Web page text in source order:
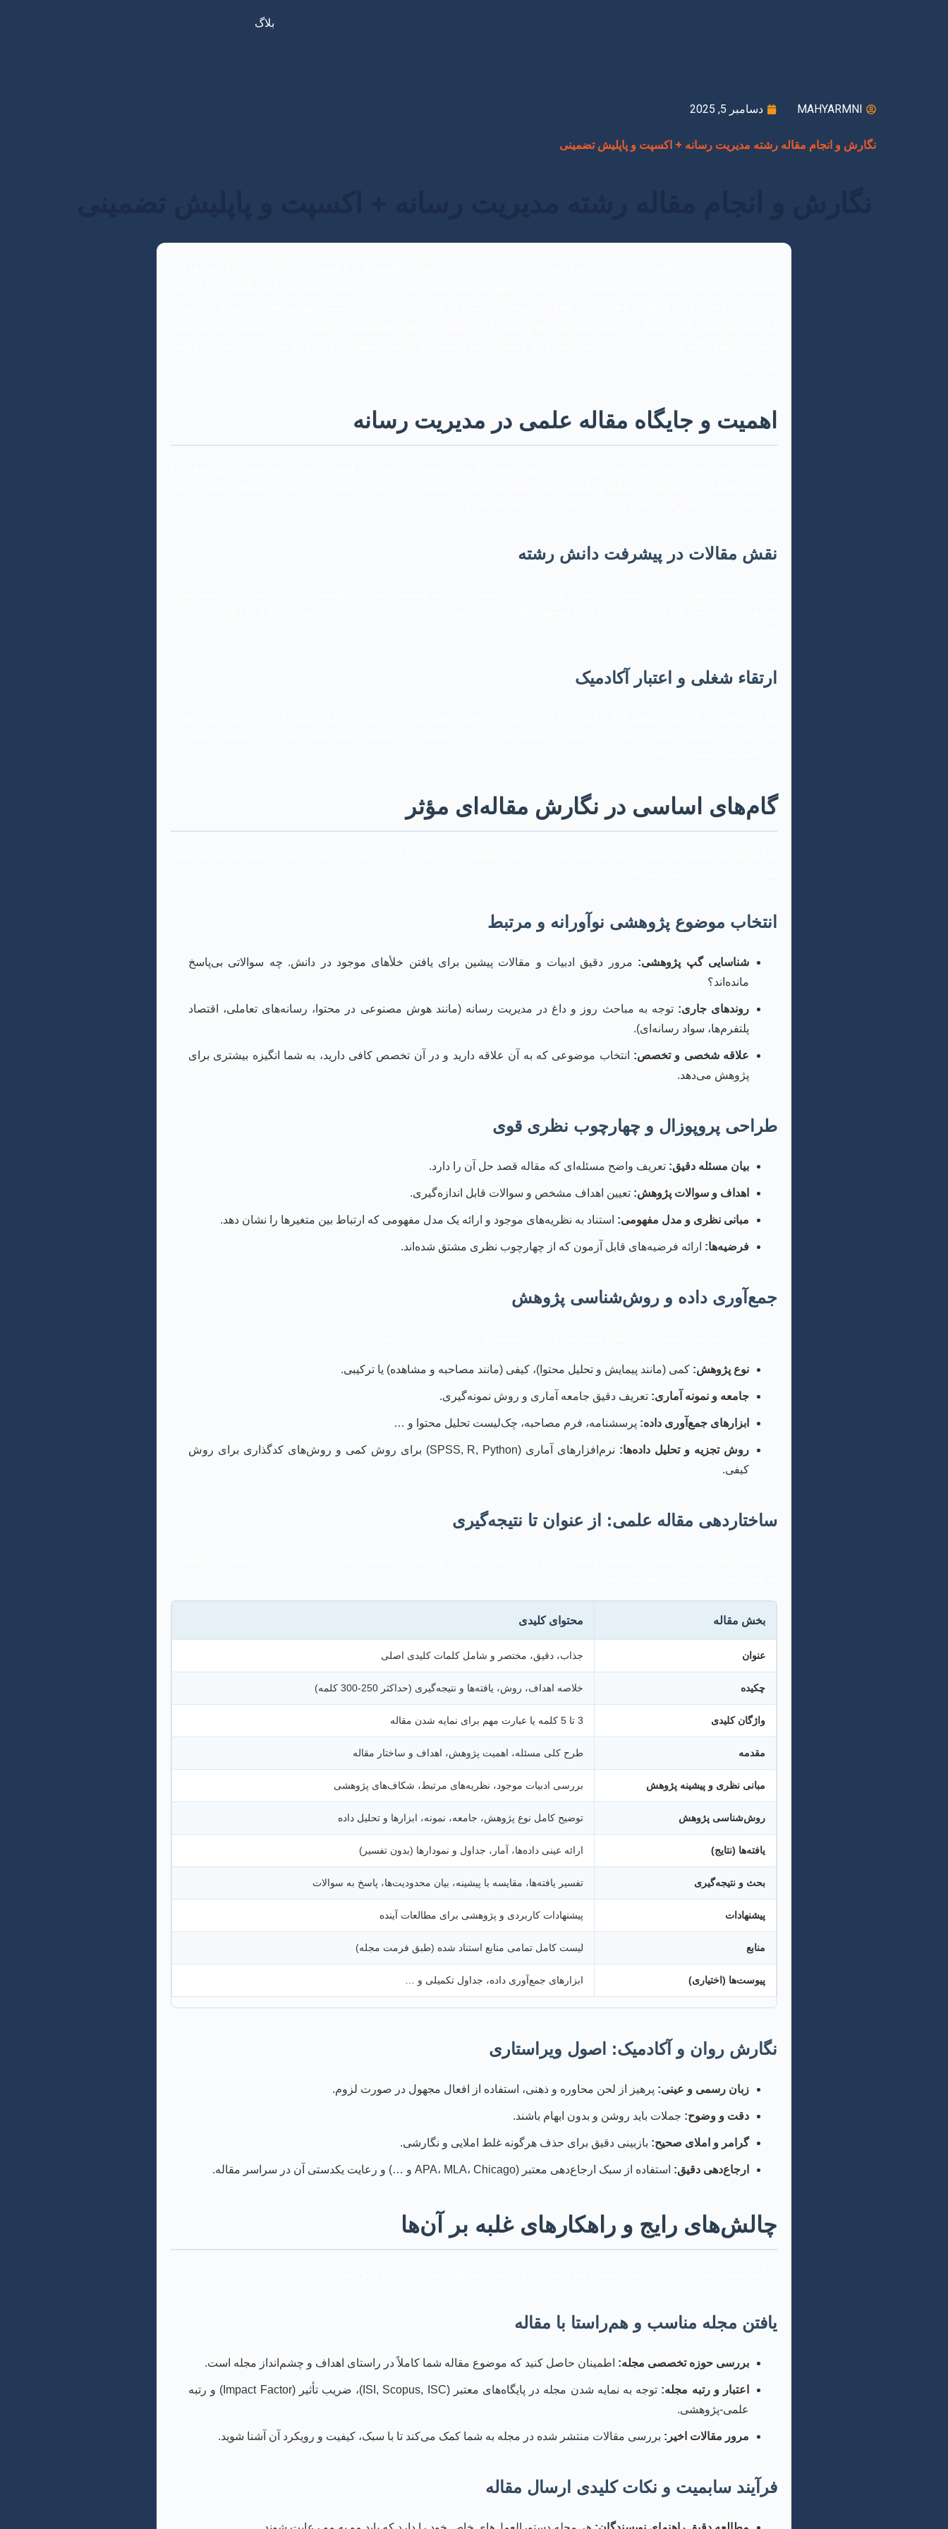
بلاگ
MAHYARMNI دسامبر 5, 2025
نگارش و انجام مقاله رشته مدیریت رسانه + اکسپت و پاپلیش تضمینی
اهمیت و جایگاه مقاله علمی در مدیریت رسانه
نقش مقالات در پیشرفت دانش رشته
ارتقاء شغلی و اعتبار آکادمیک
گام‌های اساسی در نگارش مقاله‌ای مؤثر
انتخاب موضوع پژوهشی نوآورانه و مرتبط
شناسایی گپ پژوهشی: مرور دقیق ادبیات و مقالات پیشین برای یافتن خلأهای موجود در دانش. چه سوالاتی بی‌پاسخ
مانده‌اند؟
روندهای جاری: توجه به مباحث روز و داغ در مدیریت رسانه (مانند هوش مصنوعی در محتوا، رسانه‌های تعاملی، اقتصاد
پلتفرم‌ها، سواد رسانه‌ای).
علاقه شخصی و تخصص: انتخاب موضوعی که به آن علاقه دارید و در آن تخصص کافی دارید، به شما انگیزه بیشتری برای
پژوهش می‌دهد.
طراحی پروپوزال و چهارچوب نظری قوی
بیان مسئله دقیق: تعریف واضح مسئله‌ای که مقاله قصد حل آن را دارد.
اهداف و سوالات پژوهش: تعیین اهداف مشخص و سوالات قابل اندازه‌گیری.
مبانی نظری و مدل مفهومی: استناد به نظریه‌های موجود و ارائه یک مدل مفهومی که ارتباط بین متغیرها را نشان دهد.
فرضیه‌ها: ارائه فرضیه‌های قابل آزمون که از چهارچوب نظری مشتق شده‌اند.
جمع‌آوری داده و روش‌شناسی پژوهش
نوع پژوهش: کمی (مانند پیمایش و تحلیل محتوا)، کیفی (مانند مصاحبه و مشاهده) یا ترکیبی.
جامعه و نمونه آماری: تعریف دقیق جامعه آماری و روش نمونه‌گیری.
ابزارهای جمع‌آوری داده: پرسشنامه، فرم مصاحبه، چک‌لیست تحلیل محتوا و …
روش تجزیه و تحلیل داده‌ها:
نرم‌افزارهای آماری (SPSS, R, Python) برای روش کمی و روش‌های کدگذاری برای روش
کیفی.
ساختاردهی مقاله علمی: از عنوان تا نتیجه‌گیری
بخش مقاله محتوای کلیدی
عنوان جذاب، دقیق، مختصر و شامل کلمات کلیدی اصلی
چکیده خلاصه اهداف، روش، یافته‌ها و نتیجه‌گیری (حداکثر 250-300 کلمه)
واژگان کلیدی 3 تا 5 کلمه یا عبارت مهم برای نمایه شدن مقاله
مقدمه طرح کلی مسئله، اهمیت پژوهش، اهداف و ساختار مقاله
مبانی نظری و پیشینه پژوهش بررسی ادبیات موجود، نظریه‌های مرتبط، شکاف‌های پژوهشی
روش‌شناسی پژوهش توضیح کامل نوع پژوهش، جامعه، نمونه، ابزارها و تحلیل داده
یافته‌ها (نتایج) ارائه عینی داده‌ها، آمار، جداول و نمودارها (بدون تفسیر)
بحث و نتیجه‌گیری تفسیر یافته‌ها، مقایسه با پیشینه، بیان محدودیت‌ها، پاسخ به سوالات
پیشنهادات پیشنهادات کاربردی و پژوهشی برای مطالعات آینده
منابع لیست کامل تمامی منابع استناد شده (طبق فرمت مجله)
پیوست‌ها (اختیاری) ابزارهای جمع‌آوری داده، جداول تکمیلی و …
نگارش روان و آکادمیک: اصول ویراستاری
زبان رسمی و عینی: پرهیز از لحن محاوره و ذهنی، استفاده از افعال مجهول در صورت لزوم.
دقت و وضوح: جملات باید روشن و بدون ابهام باشند.
گرامر و املای صحیح: بازبینی دقیق برای حذف هرگونه غلط املایی و نگارشی.
ارجاع‌دهی دقیق: استفاده از سبک ارجاع‌دهی معتبر (APA، MLA، Chicago و …) و رعایت یکدستی آن در سراسر مقاله.
چالش‌های رایج و راهکارهای غلبه بر آن‌ها
یافتن مجله مناسب و هم‌راستا با مقاله
بررسی حوزه تخصصی مجله: اطمینان حاصل کنید که موضوع مقاله شما کاملاً در راستای اهداف و چشم‌انداز مجله است.
اعتبار و رتبه مجله:
توجه به نمایه شدن مجله در پایگاه‌های معتبر (ISI, Scopus, ISC)، ضریب تأثیر (Impact Factor) و رتبه
علمی-پژوهشی.
مرور مقالات اخیر: بررسی مقالات منتشر شده در مجله به شما کمک می‌کند تا با سبک، کیفیت و رویکرد آن آشنا شوید.
فرآیند سابمیت و نکات کلیدی ارسال مقاله